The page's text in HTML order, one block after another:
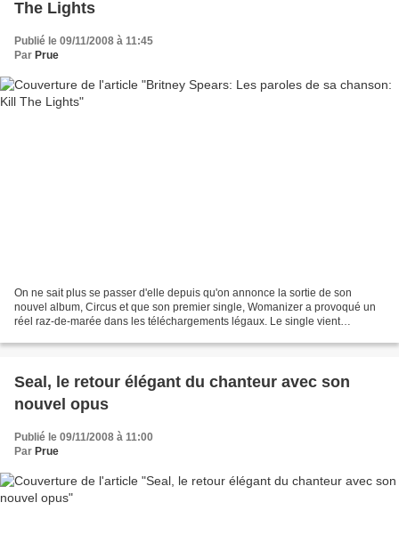
The Lights
Publié le 09/11/2008 à 11:45
Par Prue
On ne sait plus se passer d'elle depuis qu'on annonce la sortie de son
nouvel album, Circus et que son premier single, Womanizer a provoqué un
réel raz-de-marée dans les téléchargements légaux. Le single vient
Seal, le retour élégant du chanteur avec son
nouvel opus
Publié le 09/11/2008 à 11:00
Par Prue